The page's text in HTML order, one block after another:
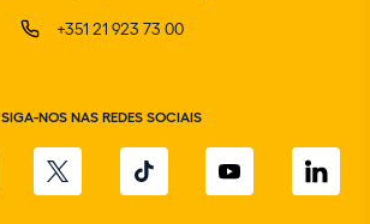
+351 21 923 73 00
SIGA-NOS NAS REDES SOCIAIS